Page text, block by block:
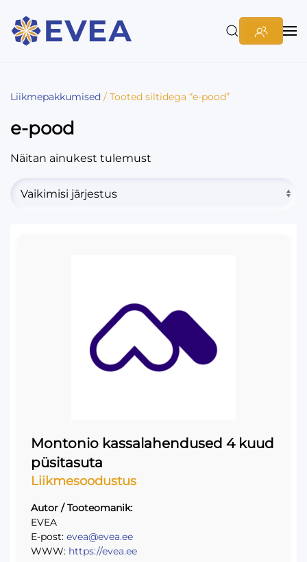
Liikmepakkumised / Tooted siltidega “e-pood”
e-pood
Näitan ainukest tulemust
Montonio kassalahendused 4 kuud
püsitasuta
Liikmesoodustus
Autor / Tooteomanik:
EVEA
E-post: evea@evea.ee
WWW: https://evea.ee